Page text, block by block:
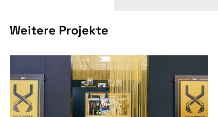
Weitere Projekte